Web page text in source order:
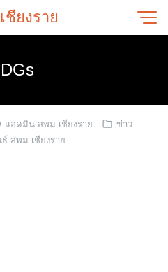
ชียงราย
แอดมิน สพม.เชียงราย
ข่าว
สพม.เชียงราย